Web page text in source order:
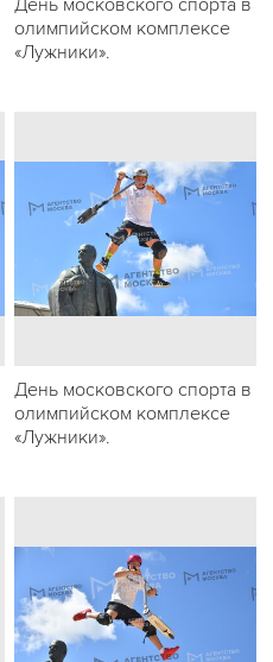
День московского спорта в
олимпийском комплексе
«Лужники».
День московского спорта в
олимпийском комплексе
«Лужники».